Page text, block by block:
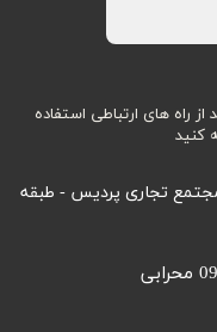
راه های ارتباطی استفاده
کنید
تجاری پردیس - طبقه